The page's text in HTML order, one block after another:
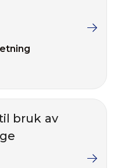
bruk av